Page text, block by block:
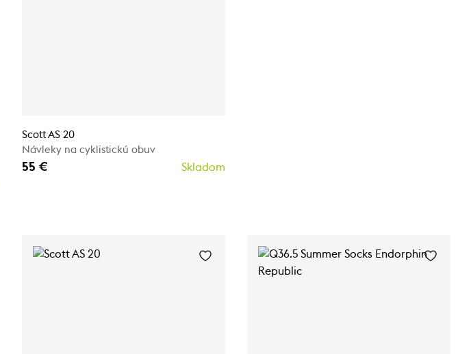
Scott AS 20
Návleky na cyklistickú obuv
55 € Skladom